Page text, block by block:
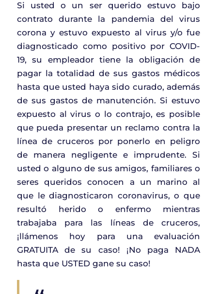
Si usted o un ser querido estuvo bajo
contrato durante la pandemia del virus
corona y estuvo expuesto al virus y/o fue
diagnosticado como positivo por COVID-
19, su empleador tiene la obligación de
pagar la totalidad de sus gastos médicos
hasta que usted haya sido curado, además
de sus gastos de manutención. Si estuvo
expuesto al virus o lo contrajo, es posible
que pueda presentar un reclamo contra la
línea de cruceros por ponerlo en peligro
de manera negligente e imprudente. Si
usted o alguno de sus amigos, familiares o
seres queridos conocen a un marino al
que le diagnosticaron coronavirus, o que
resultó herido o enfermo mientras
trabajaba para las líneas de cruceros,
¡llámenos hoy para una evaluación
GRATUITA de su caso! ¡No paga NADA
hasta que USTED gane su caso!